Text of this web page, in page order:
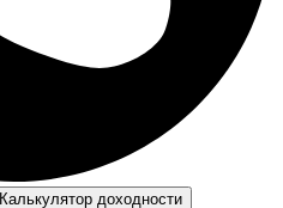
Калькулятор доходности